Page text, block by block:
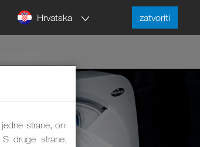
Hrvatska zatvoriti
strane, oni
druge strane,